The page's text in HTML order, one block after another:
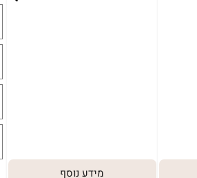
מידע נוסף